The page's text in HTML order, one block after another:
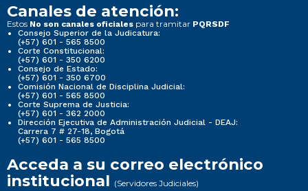
Canales de atención:
Estos No son canales oficiales para tramitar PQRSDF
Consejo Superior de la Judicatura:
(+57) 601 - 565 8500
Corte Constitucional:
(+57) 601 - 350 6200
Consejo de Estado:
(+57) 601 - 350 6700
Comisión Nacional de Disciplina Judicial:
(+57) 601 - 565 8500
Corte Suprema de Justicia:
(+57) 601 - 362 2000
Dirección Ejecutiva de Administración Judicial - DEAJ:
Carrera 7 # 27-18, Bogotá
(+57) 601 - 565 8500
Acceda a su correo electrónico
institucional (Servidores Judiciales)